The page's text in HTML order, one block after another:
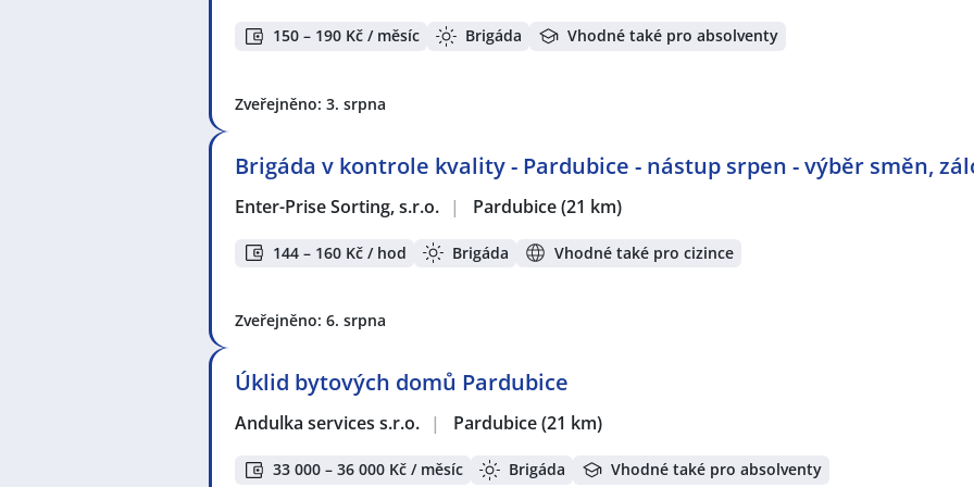
150 – 190 Kč / měsíc Brigáda Vhodné také pro absolventy
Zveřejněno: 3. srpna
Brigáda v kontrole kvality - Pardubice - nástup srpen - výběr směn,
Enter-Prise Sorting, s.r.o. | Pardubice(21 km)
144 – 160 Kč / hod Brigáda Vhodné také pro cizince
Zveřejněno: 6. srpna
Úklid bytových domů Pardubice
Andulka services s.r.o. | Pardubice(21 km)
33 000 – 36 000 Kč / měsíc Brigáda Vhodné také pro absolventy